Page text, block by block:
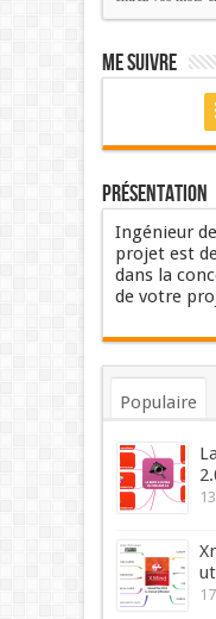
Me suivre
Présentation
Ingénieur
projet est
dans la
de votre
Populaire